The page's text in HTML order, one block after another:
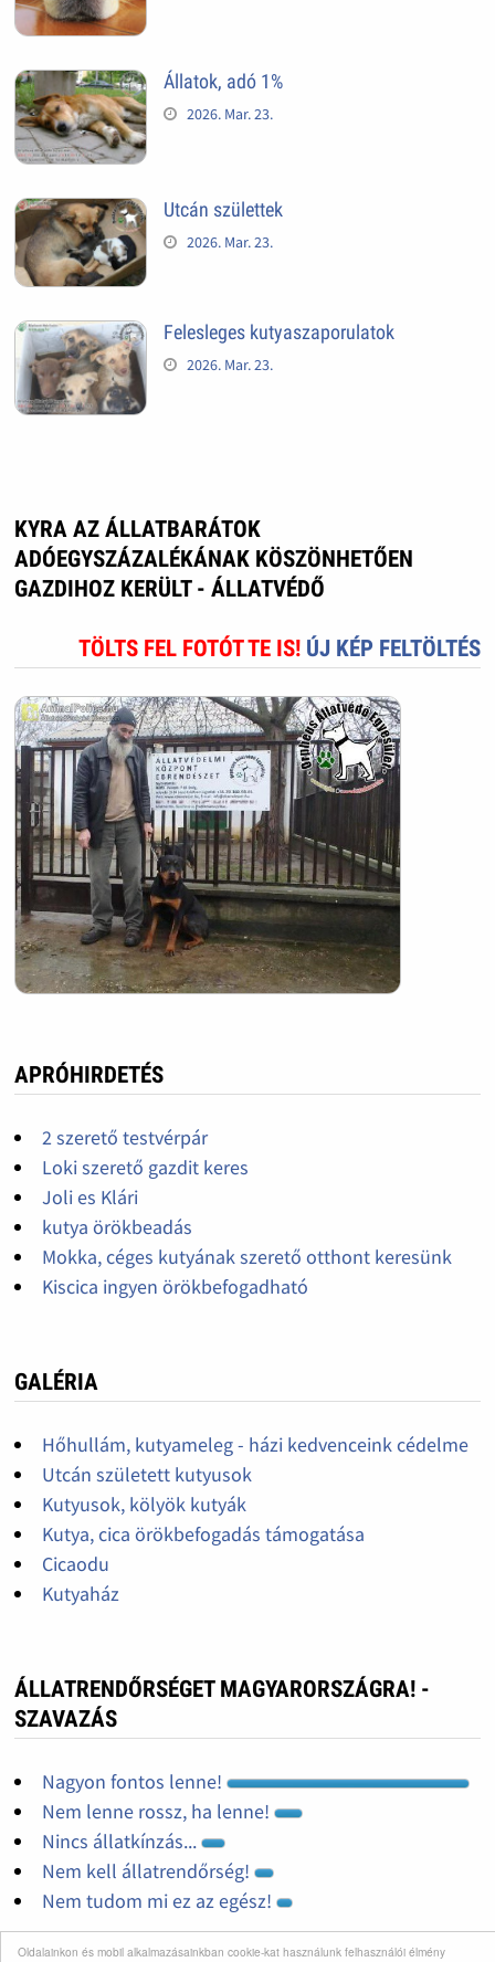
Oldalainkon és mobil alkalmazásainkban cookie-kat használunk felhasználói élmény
Állatok, adó 1%
2026. Mar. 23.
Utcán születtek
2026. Mar. 23.
Felesleges kutyaszaporulatok
2026. Mar. 23.
KYRA AZ ÁLLATBARÁTOK
ADÓEGYSZÁZALÉKÁNAK KÖSZÖNHETŐEN
GAZDIHOZ KERÜLT - ÁLLATVÉDŐ
TÖLTS FEL FOTÓT TE IS! ÚJ KÉP FELTÖLTÉS
APRÓHIRDETÉS
2 szerető testvérpár
Loki szerető gazdit keres
Joli es Klári
kutya örökbeadás
Mokka, céges kutyának szerető otthont keresünk
Kiscica ingyen örökbefogadható
GALÉRIA
Hőhullám, kutyameleg - házi kedvenceink cédelme
Utcán született kutyusok
Kutyusok, kölyök kutyák
Kutya, cica örökbefogadás támogatása
Cicaodu
Kutyaház
ÁLLATRENDŐRSÉGET MAGYARORSZÁGRA! -
SZAVAZÁS
Nagyon fontos lenne!
Nem lenne rossz, ha lenne!
Nincs állatkínzás...
Nem kell állatrendőrség!
Nem tudom mi ez az egész!